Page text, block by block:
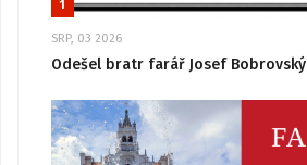
1
SRP, 03 2026
Odešel bratr farář Josef Bobrovský